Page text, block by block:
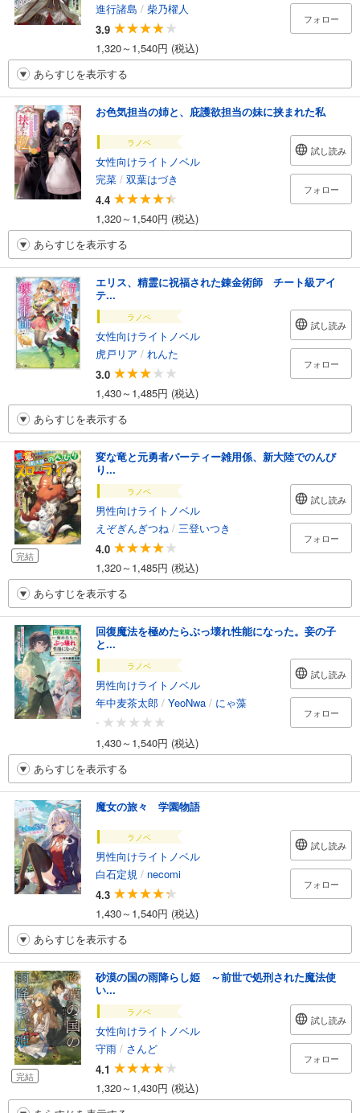
進行諸島 / 柴乃櫂人
3.9
1,320～1,540円 (税込)
フォロー
あらすじを表示する
お色気担当の姉と、庇護欲担当の妹に挟まれた私
ラノベ
女性向けライトノベル
完菜 / 双葉はづき
4.4
1,320～1,540円 (税込)
試し読み
フォロー
あらすじを表示する
エリス、精霊に祝福された錬金術師 チート級アイ
テ...
ラノベ
女性向けライトノベル
虎戸リア / れんた
3.0
1,430～1,485円 (税込)
試し読み
フォロー
あらすじを表示する
完結
変な竜と元勇者パーティー雑用係、新大陸でのんび
り...
ラノベ
男性向けライトノベル
えぞぎんぎつね / 三登いつき
4.0
1,320～1,485円 (税込)
試し読み
フォロー
あらすじを表示する
回復魔法を極めたらぶっ壊れ性能になった。妾の子
と...
ラノベ
男性向けライトノベル
年中麦茶太郎 / YeoNwa / にゃ藻
-
1,430～1,540円 (税込)
試し読み
フォロー
あらすじを表示する
魔女の旅々 学園物語
ラノベ
男性向けライトノベル
白石定規 / necomi
4.3
1,430～1,540円 (税込)
試し読み
フォロー
あらすじを表示する
完結
砂漠の国の雨降らし姫 ～前世で処刑された魔法使
い...
ラノベ
女性向けライトノベル
守雨 / さんど
4.1
1,320～1,430円 (税込)
試し読み
フォロー